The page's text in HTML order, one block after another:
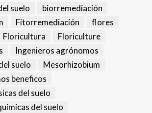
suelo
biorremediación
Fitorremediación
flores
Floricultura
Floriculture
Ingenieros agrónomos
suelo
Mesorhizobium
beneficos
del suelo
del suelo